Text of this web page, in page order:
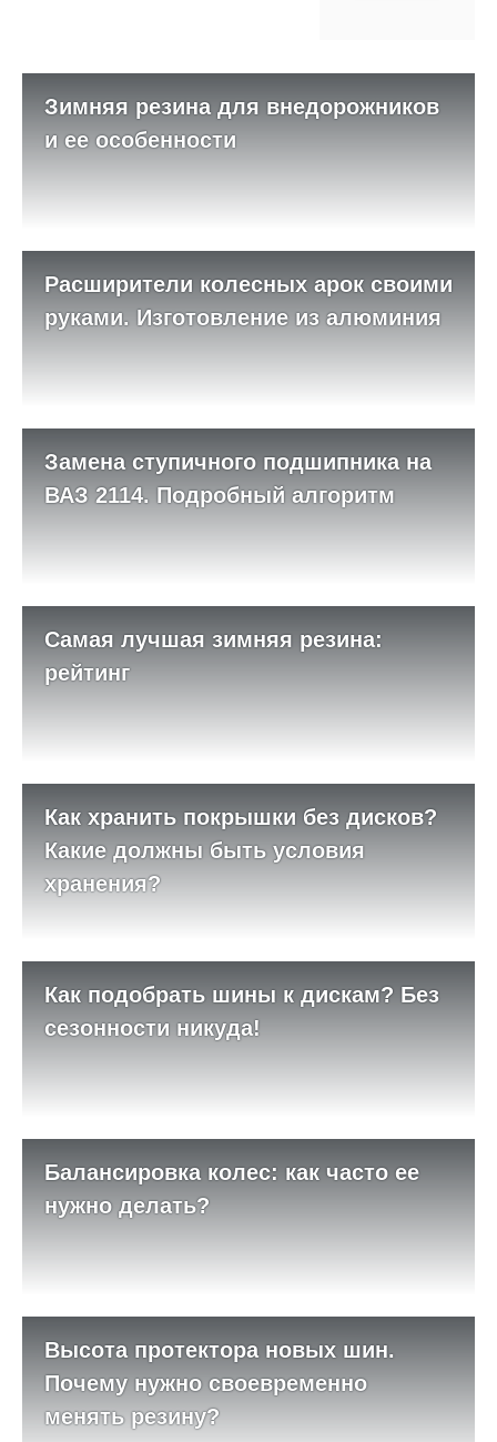
Зимняя резина для внедорожников
и ее особенности
Расширители колесных арок своими
руками. Изготовление из алюминия
Замена ступичного подшипника на
ВАЗ 2114. Подробный алгоритм
Самая лучшая зимняя резина:
рейтинг
Как хранить покрышки без дисков?
Какие должны быть условия
хранения?
Как подобрать шины к дискам? Без
сезонности никуда!
Балансировка колес: как часто ее
нужно делать?
Высота протектора новых шин.
Почему нужно своевременно
менять резину?